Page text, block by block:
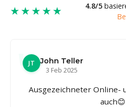
★★★★★ 4.8/5
JT
John Teller
3 Feb 2025
Ausgezeichneter Online-
auch😊